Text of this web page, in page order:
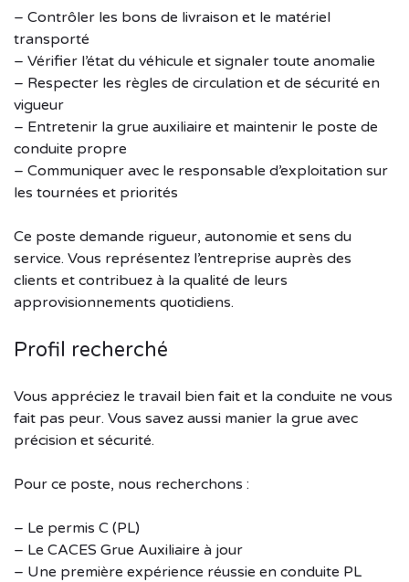
– Contrôler les bons de livraison et le matériel
transporté
– Vérifier l’état du véhicule et signaler toute anomalie
– Respecter les règles de circulation et de sécurité en
vigueur
– Entretenir la grue auxiliaire et maintenir le poste de
conduite propre
– Communiquer avec le responsable d’exploitation sur
les tournées et priorités
Ce poste demande rigueur, autonomie et sens du
service. Vous représentez l’entreprise auprès des
clients et contribuez à la qualité de leurs
approvisionnements quotidiens.
Profil recherché
Vous appréciez le travail bien fait et la conduite ne vous
fait pas peur. Vous savez aussi manier la grue avec
précision et sécurité.
Pour ce poste, nous recherchons :
– Le permis C (PL)
– Le CACES Grue Auxiliaire à jour
– Une première expérience réussie en conduite PL